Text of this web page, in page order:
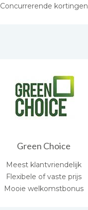
Concurrerende kortingen
Green Choice
Meest klantvriendelijk
Flexibele of vaste prijs
Mooie welkomstbonus